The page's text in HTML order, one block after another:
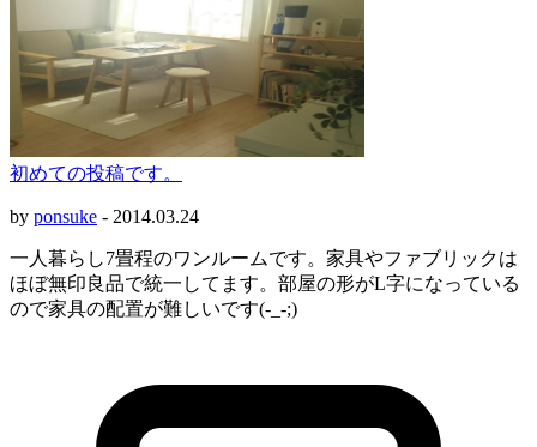
初めての投稿です。
by ponsuke - 2014.03.24
一人暮らし7畳程のワンルームです。家具やファブリックは
ほぼ無印良品で統一してます。部屋の形がL字になっている
ので家具の配置が難しいです(-_-;)